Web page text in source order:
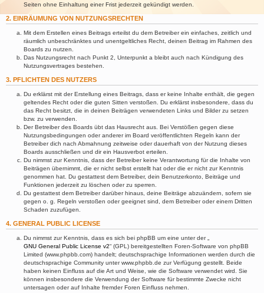
Seiten ohne Einhaltung einer Frist jederzeit gekündigt werden.
2. EINRÄUMUNG VON NUTZUNGSRECHTEN
Mit dem Erstellen eines Beitrags erteilst du dem Betreiber ein einfaches, zeitlich und
räumlich unbeschränktes und unentgeltliches Recht, deinen Beitrag im Rahmen des
Boards zu nutzen.
Das Nutzungsrecht nach Punkt 2, Unterpunkt a bleibt auch nach Kündigung des
Nutzungsvertrages bestehen.
3. PFLICHTEN DES NUTZERS
Du erklärst mit der Erstellung eines Beitrags, dass er keine Inhalte enthält, die gegen
geltendes Recht oder die guten Sitten verstoßen. Du erklärst insbesondere, dass du
das Recht besitzt, die in deinen Beiträgen verwendeten Links und Bilder zu setzen
bzw. zu verwenden.
Der Betreiber des Boards übt das Hausrecht aus. Bei Verstößen gegen diese
Nutzungsbedingungen oder anderer im Board veröffentlichten Regeln kann der
Betreiber dich nach Abmahnung zeitweise oder dauerhaft von der Nutzung dieses
Boards ausschließen und dir ein Hausverbot erteilen.
Du nimmst zur Kenntnis, dass der Betreiber keine Verantwortung für die Inhalte von
Beiträgen übernimmt, die er nicht selbst erstellt hat oder die er nicht zur Kenntnis
genommen hat. Du gestattest dem Betreiber, dein Benutzerkonto, Beiträge und
Funktionen jederzeit zu löschen oder zu sperren.
Du gestattest dem Betreiber darüber hinaus, deine Beiträge abzuändern, sofern sie
gegen o. g. Regeln verstoßen oder geeignet sind, dem Betreiber oder einem Dritten
Schaden zuzufügen.
4. GENERAL PUBLIC LICENSE
Du nimmst zur Kenntnis, dass es sich bei phpBB um eine unter der „
GNU General Public License v2“ (GPL) bereitgestellten Foren-Software von phpBB
Limited (www.phpbb.com) handelt; deutschsprachige Informationen werden durch die
deutschsprachige Community unter www.phpbb.de zur Verfügung gestellt. Beide
haben keinen Einfluss auf die Art und Weise, wie die Software verwendet wird. Sie
können insbesondere die Verwendung der Software für bestimmte Zwecke nicht
untersagen oder auf Inhalte fremder Foren Einfluss nehmen.